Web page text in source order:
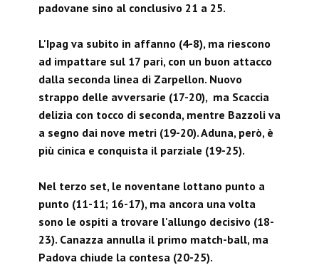
padovane sino al conclusivo 21 a 25.
L'Ipag va subito in affanno (4-8), ma riescono
ad impattare sul 17 pari, con un buon attacco
dalla seconda linea di Zarpellon. Nuovo
strappo delle avversarie (17-20), ma Scaccia
delizia con tocco di seconda, mentre Bazzoli va
a segno dai nove metri (19-20). Aduna, però, è
più cinica e conquista il parziale (19-25).
Nel terzo set, le noventane lottano punto a
punto (11-11; 16-17), ma ancora una volta
sono le ospiti a trovare l'allungo decisivo (18-
23). Canazza annulla il primo match-ball, ma
Padova chiude la contesa (20-25).